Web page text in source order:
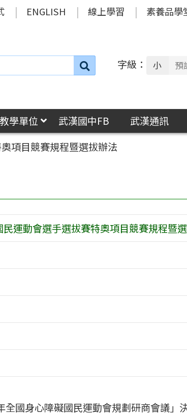
ENGLISH 線上學習 素養品學
搜
字級： 小 預
教學單位 武漢國中FB 武漢通訊
項目競賽規程暨選拔辦法
運動會選手選拔賽特奧項目競賽規程暨
國身心障礙國民運動會規劃研商會議」